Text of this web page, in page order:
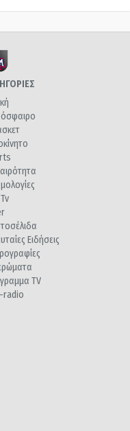
Ειδήσεις
TV
radio